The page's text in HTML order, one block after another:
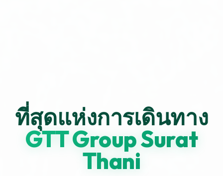
ที่สุดแห่งการเดินทาง
GTT Group Surat
Thani